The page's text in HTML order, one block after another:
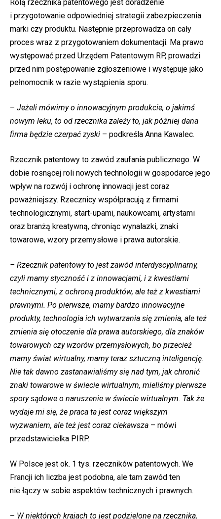
Rolą rzecznika patentowego jest doradzenie
i przygotowanie odpowiedniej strategii zabezpieczenia
marki czy produktu. Następnie przeprowadza on cały
proces wraz z przygotowaniem dokumentacji. Ma prawo
występować przed Urzędem Patentowym RP, prowadzi
przed nim postępowanie zgłoszeniowe i występuje jako
pełnomocnik w razie wystąpienia sporu.
– Jeżeli mówimy o innowacyjnym produkcie, o jakimś
nowym leku, to od rzecznika zależy to, jak później dana
firma będzie czerpać zyski – podkreśla Anna Kawalec.
Rzecznik patentowy to zawód zaufania publicznego. W
dobie rosnącej roli nowych technologii w gospodarce jego
wpływ na rozwój i ochronę innowacji jest coraz
poważniejszy. Rzecznicy współpracują z firmami
technologicznymi, start-upami, naukowcami, artystami
oraz branżą kreatywną, chroniąc wynalazki, znaki
towarowe, wzory przemysłowe i prawa autorskie.
– Rzecznik patentowy to jest zawód interdyscyplinarny,
czyli mamy styczność i z innowacjami, i z kwestiami
technicznymi, z ochroną produktów, ale też z kwestiami
prawnymi. Po pierwsze, mamy bardzo innowacyjne
produkty, technologia ich wytwarzania się zmienia, ale też
zmienia się otoczenie dla prawa autorskiego, dla znaków
towarowych czy wzorów przemysłowych, bo przecież
mamy świat wirtualny, mamy teraz sztuczną inteligencję.
Nie tak dawno zastanawialiśmy się nad tym, jak chronić
znaki towarowe w świecie wirtualnym, mieliśmy pierwsze
spory sądowe o naruszenie w świecie wirtualnym. Tak że
wydaje mi się, że praca ta jest coraz większym
wyzwaniem, ale też jest coraz ciekawsza – mówi
przedstawicielka PIRP.
W Polsce jest ok. 1 tys. rzeczników patentowych. We
Francji ich liczba jest podobna, ale tam zawód ten
nie łączy w sobie aspektów technicznych i prawnych.
– W niektórych krajach to jest podzielone na rzecznika,